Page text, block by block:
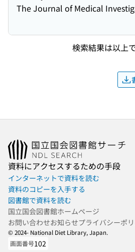
The Journal of Medical
検索結果は以上で
資料にアクセスするための手段
インターネットで資料を読む
資料のコピーを入手する
図書館で資料を読む
国立国会図書館ホームページ
お問い合わせお知らせプライバシーポ
© 2024- National Diet Library, Japan.
画面番号102